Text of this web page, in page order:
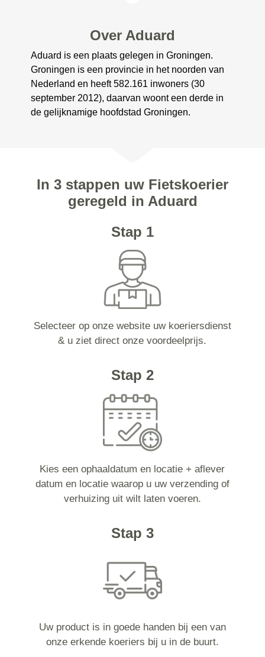
Over Aduard
Aduard is een plaats gelegen in Groningen.
Groningen is een provincie in het noorden van
Nederland en heeft 582.161 inwoners (30
september 2012), daarvan woont een derde in
de gelijknamige hoofdstad Groningen.
In 3 stappen uw Fietskoerier
geregeld in Aduard
Stap 1
Selecteer op onze website uw koeriersdienst
& u ziet direct onze voordeelprijs.
Stap 2
Kies een ophaaldatum en locatie + aflever
datum en locatie waarop u uw verzending of
verhuizing uit wilt laten voeren.
Stap 3
Uw product is in goede handen bij een van
onze erkende koeriers bij u in de buurt.